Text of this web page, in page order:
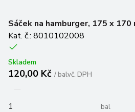
Sáček na hamburger, 175 x
Kat. č.: 8010102008
Skladem
120,00 Kč /balvč. DPH
bal